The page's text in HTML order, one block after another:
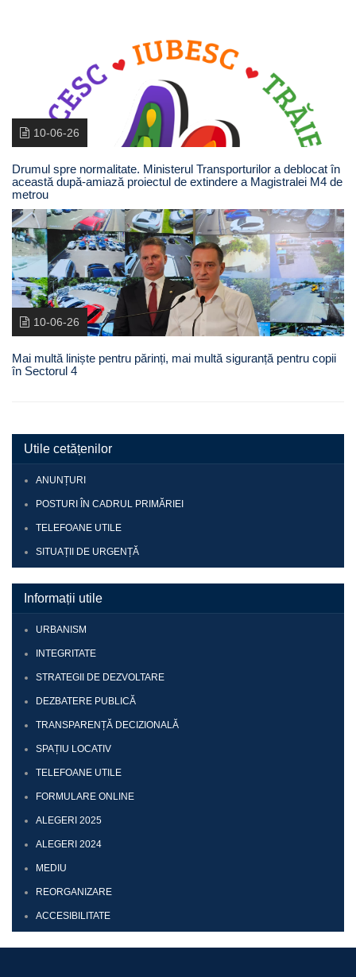
10-06-26
Drumul spre normalitate. Ministerul Transporturilor a deblocat în
această după-amiază proiectul de extindere a Magistralei M4 de
metrou
10-06-26
Mai multă liniște pentru părinți, mai multă siguranță pentru copii
în Sectorul 4
Utile cetățenilor
ANUNȚURI
POSTURI ÎN CADRUL PRIMĂRIEI
TELEFOANE UTILE
SITUAȚII DE URGENȚĂ
Informații utile
URBANISM
INTEGRITATE
STRATEGII DE DEZVOLTARE
DEZBATERE PUBLICĂ
TRANSPARENȚĂ DECIZIONALĂ
SPAȚIU LOCATIV
TELEFOANE UTILE
FORMULARE ONLINE
ALEGERI 2025
ALEGERI 2024
MEDIU
REORGANIZARE
ACCESIBILITATE